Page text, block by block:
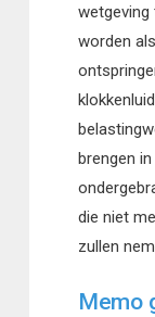
wetgeving
worden
brengen
die niet
zullen
Memo